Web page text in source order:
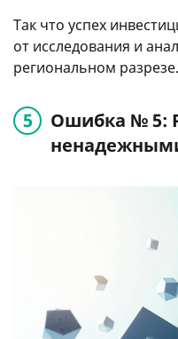
Так что успех
от исследования и
региональном разрезе.
Ошибка № 5: